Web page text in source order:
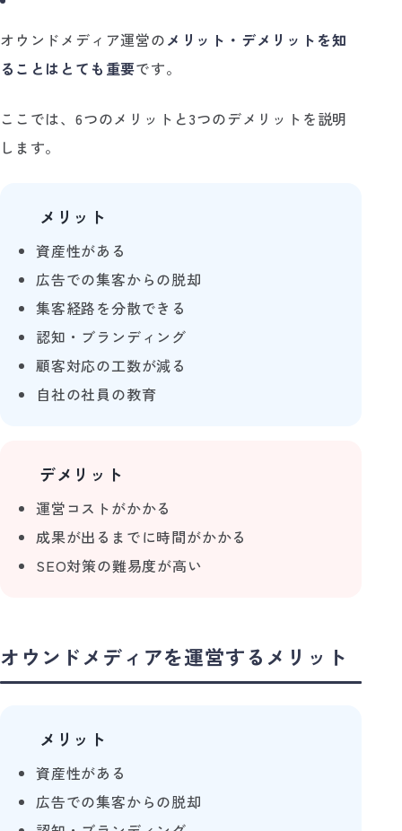
オウンドメディア運営のメリット・デメリットを知
ることはとても重要です。
ここでは、6つのメリットと3つのデメリットを説明
します。
メリット
資産性がある
広告での集客からの脱却
集客経路を分散できる
認知・ブランディング
顧客対応の工数が減る
自社の社員の教育
デメリット
運営コストがかかる
成果が出るまでに時間がかかる
SEO対策の難易度が高い
オウンドメディアを運営するメリット
メリット
資産性がある
広告での集客からの脱却